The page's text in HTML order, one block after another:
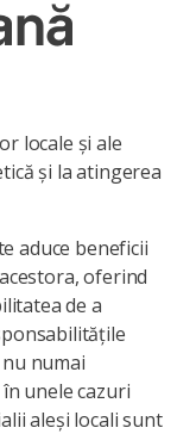
locale și ale
și la atingerea
aduce beneficii
oferind
de a
numai
unele cazuri
aleși locali sunt